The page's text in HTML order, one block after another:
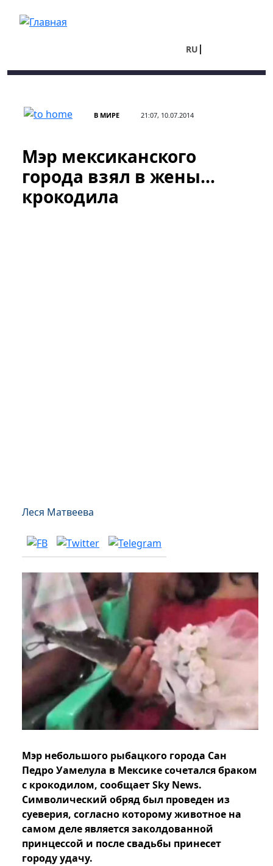
RU
В МИРЕ 21:07, 10.07.2014
Мэр мексиканского
города взял в жены...
крокодила
Леся Матвеева
Мэр небольшого рыбацкого города Сан
Педро Уамелула в Мексике сочетался браком
с крокодилом, сообщает Sky News.
Символический обряд был проведен из
суеверия, согласно которому животное на
самом деле является заколдованной
принцессой и после свадьбы принесет
городу удачу.